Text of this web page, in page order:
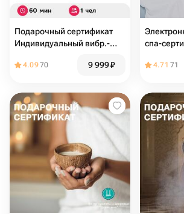
Подарочный сертификат
Индивидуальный вибр.-
поющими чашами, 1 чел,
4.0970 9 999₽
спа-
Тиффани»
4.71 71